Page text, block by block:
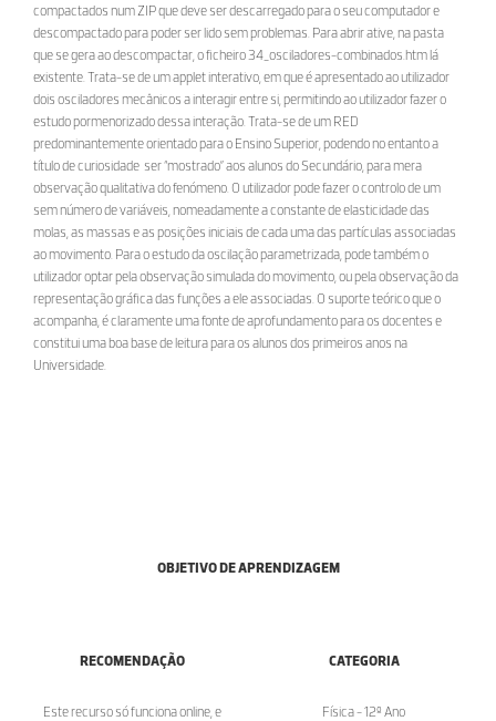
compactados num ZIP que deve ser descarregado para o seu computador e
descompactado para poder ser lido sem problemas. Para abrir ative, na pasta
que se gera ao descompactar, o ficheiro 34_osciladores-combinados.htm lá
existente. Trata-se de um applet interativo, em que é apresentado ao utilizador
dois osciladores mecânicos a interagir entre si, permitindo ao utilizador fazer o
estudo pormenorizado dessa interação. Trata-se de um RED
predominantemente orientado para o Ensino Superior, podendo no entanto a
título de curiosidade ser “mostrado” aos alunos do Secundário, para mera
observação qualitativa do fenómeno. O utilizador pode fazer o controlo de um
sem número de variáveis, nomeadamente a constante de elasticidade das
molas, as massas e as posições iniciais de cada uma das partículas associadas
ao movimento. Para o estudo da oscilação parametrizada, pode também o
utilizador optar pela observação simulada do movimento, ou pela observação da
representação gráfica das funções a ele associadas. O suporte teórico que o
acompanha, é claramente uma fonte de aprofundamento para os docentes e
constitui uma boa base de leitura para os alunos dos primeiros anos na
Universidade.
OBJETIVO DE APRENDIZAGEM
RECOMENDAÇÃO
Este recurso só funciona online, e
CATEGORIA
Física - 12º Ano